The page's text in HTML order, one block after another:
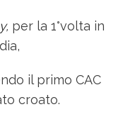
per la 1°volta in
il primo CAC
croato.